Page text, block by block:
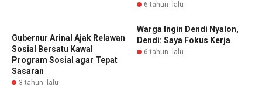
6 tahun lalu
Gubernur Arinal Ajak Relawan
Sosial Bersatu Kawal
Program Sosial agar Tepat
Sasaran
3 tahun lalu
Warga Ingin Dendi Nyalon,
Dendi: Saya Fokus Kerja
6 tahun lalu